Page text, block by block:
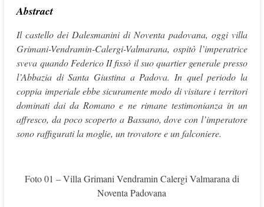
Abstract
Il castello dei Dalesmanini di Noventa padovana, oggi villa
Grimani-Vendramin-Calergi-Valmarana, ospitò l’imperatrice
sveva quando Federico II fissò il suo quartier generale presso
l’Abbazia di Santa Giustina a Padova. In quel periodo la
coppia imperiale ebbe sicuramente modo di visitare i territori
dominati dai da Romano e ne rimane testimonianza in un
affresco, da poco scoperto a Bassano, dove con l’imperatore
sono raffigurati la moglie, un trovatore e un falconiere.
Foto 01 – Villa Grimani Vendramin Calergi Valmarana di
Noventa Padovana